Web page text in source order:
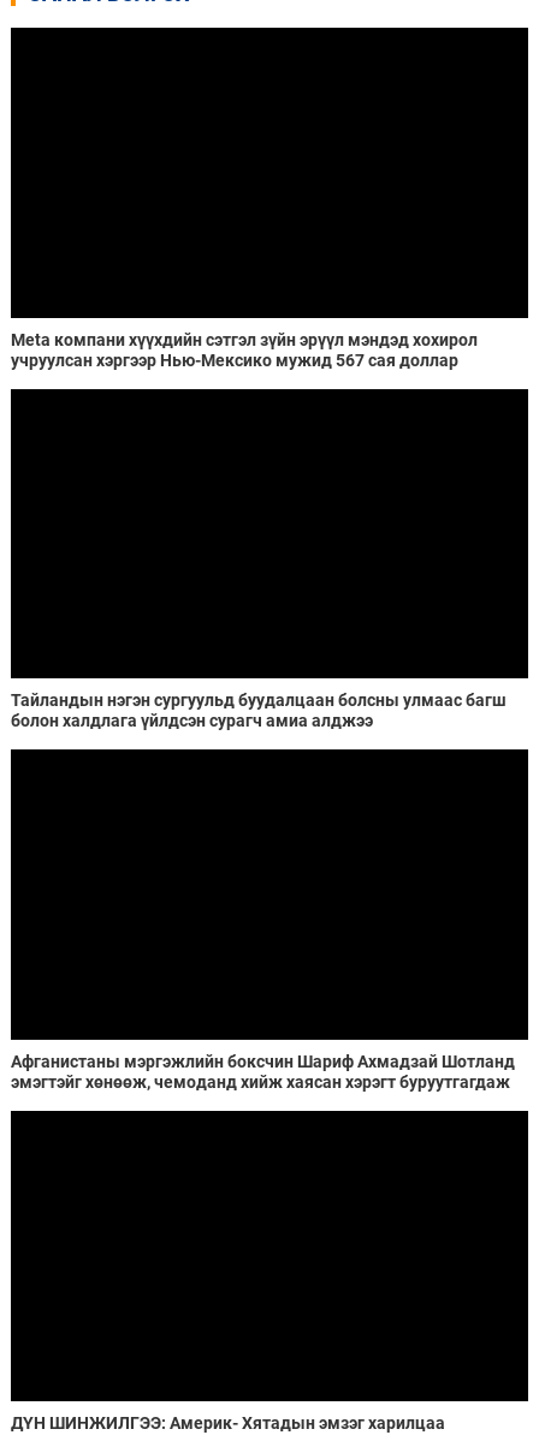
Meta компани хүүхдийн сэтгэл зүйн эрүүл мэндэд хохирол
учруулсан хэргээр Нью-Мексико мужид 567 сая доллар
Тайландын нэгэн сургуульд буудалцаан болсны улмаас багш
болон халдлага үйлдсэн сурагч амиа алджээ
Афганистаны мэргэжлийн боксчин Шариф Ахмадзай Шотланд
эмэгтэйг хөнөөж, чемоданд хийж хаясан хэрэгт буруутгагдаж
ДҮН ШИНЖИЛГЭЭ: Америк- Хятадын эмзэг харилцаа